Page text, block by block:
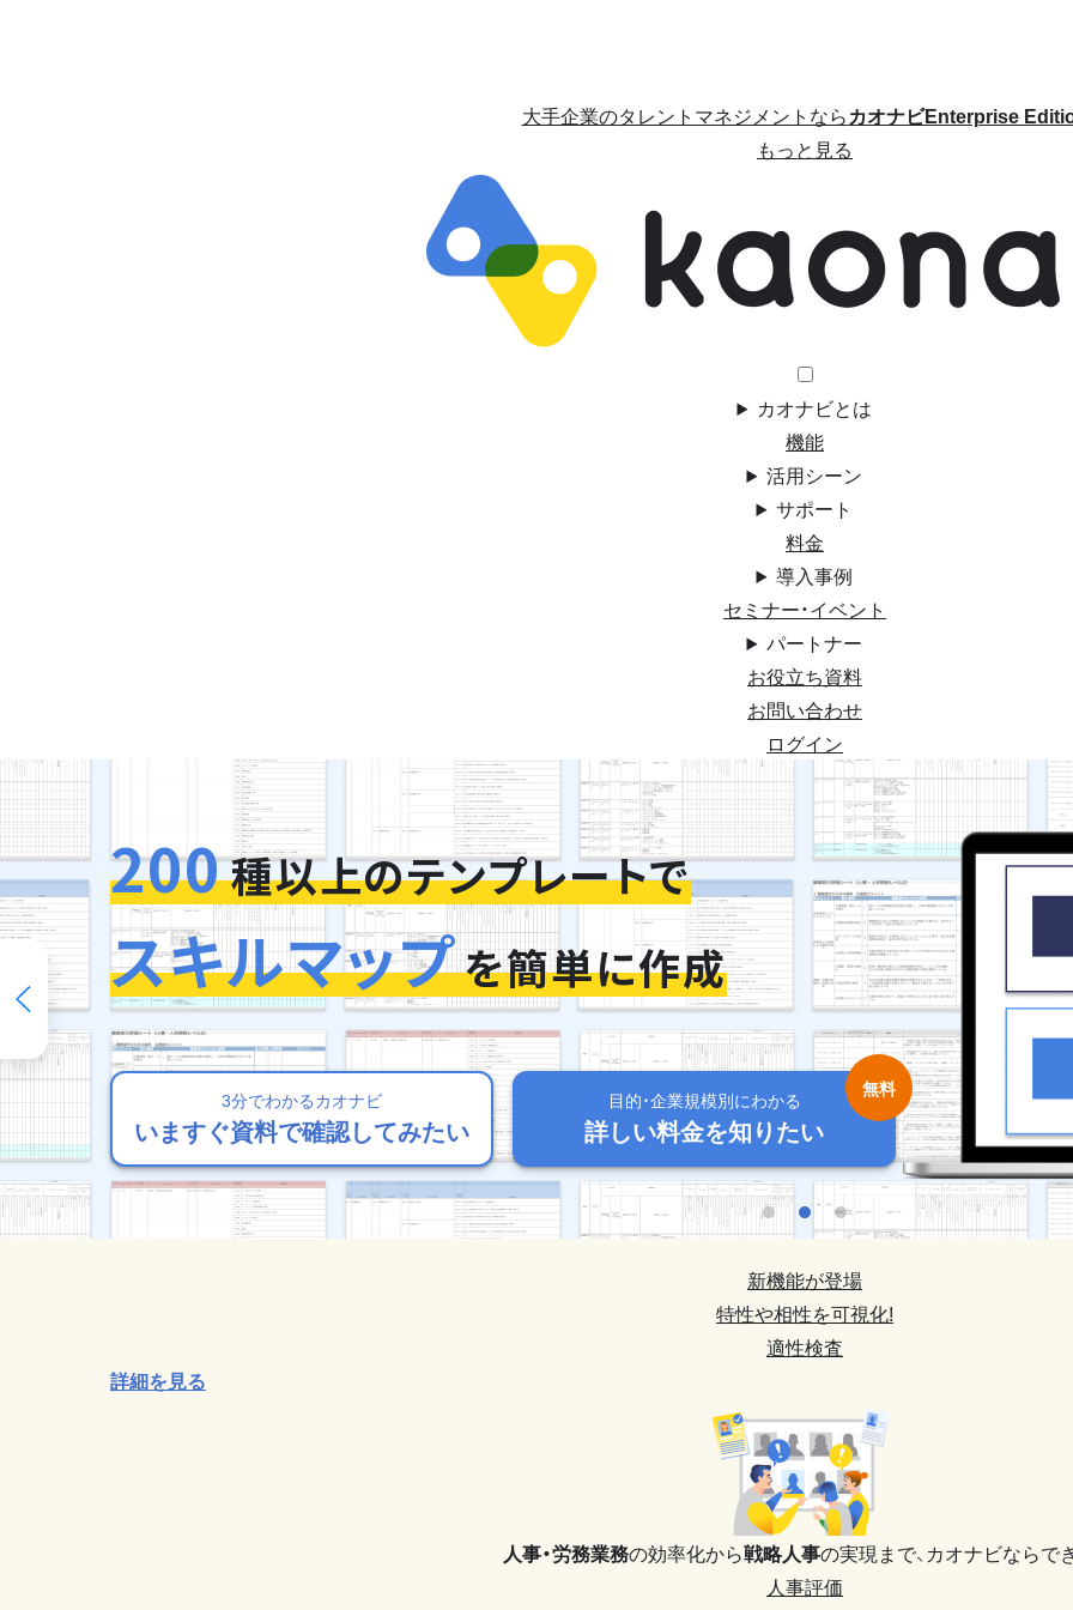
大手企業のタレントマネジメントならカオナビEnterprise
もっと見る
カオナビとは
機能
活用シーン
サポート
料金
導入事例
セミナー・イベント
パートナー
お役立ち資料
お問い合わせ
ログイン
3分でわかるカオナビ
いますぐ資料で確認してみたい
目的・企業規模別にわかる
詳しい料金を知りたい
3分でわかるカオナビ
いますぐ資料で確認してみたい
目的・企業規模別にわかる
詳しい料金を知りたい
200種以上のテンプレートで
スキルマップを簡単に作成
3分でわかるカオナビ
いますぐ資料で確認してみたい
目的・企業規模別にわかる
詳しい料金を知りたい
3分でわかるカオナビ
いますぐ資料で確認してみたい
目的・企業規模別にわかる
詳しい料金を知りたい
3分でわかるカオナビ
いますぐ資料で確認してみたい
目的・企業規模別にわかる
詳しい料金を知りたい
新機能が登場
特性や相性を可視化!
適性検査
詳細を見る
人事・労務業務の効率化から戦略人事の実現まで、 カオナビならで
人事評価